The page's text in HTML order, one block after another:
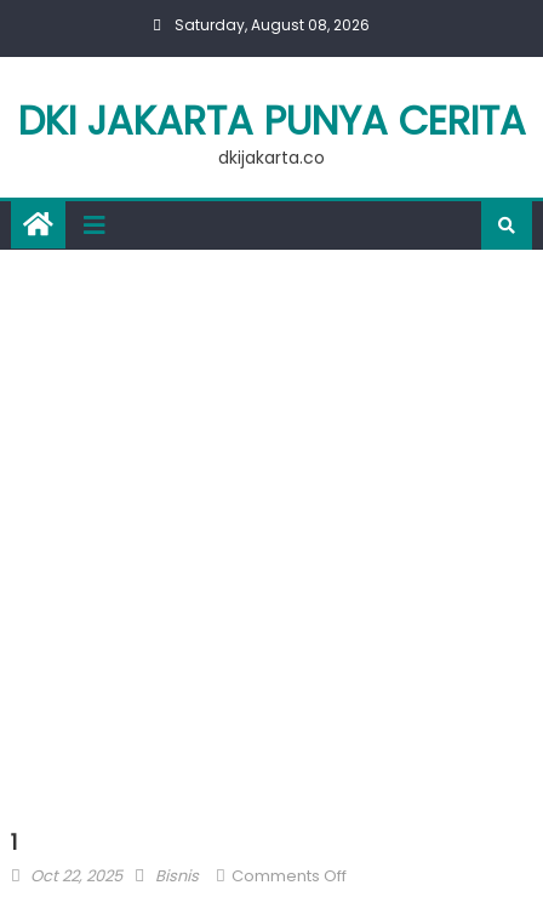
Saturday, August 08, 2026
DKI JAKARTA PUNYA CERITA
dkijakarta.co
1
Posted
Oct 22, 2025 Author
Bisnis Comments Offon